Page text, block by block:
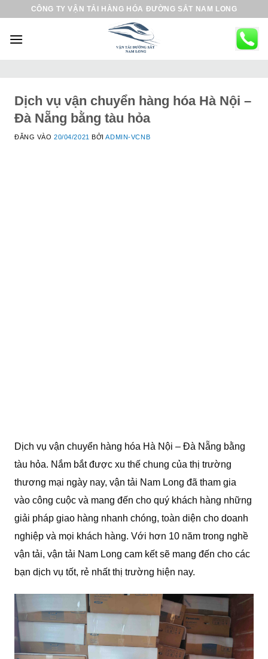
CÔNG TY VẬN TẢI HÀNG HÓA ĐƯỜNG SẮT NAM LONG
Dịch vụ vận chuyển hàng hóa Hà Nội –
Đà Nẵng bằng tàu hỏa
ĐĂNG VÀO20/04/2021 BỞIADMIN-VCNB
Dịch vụ vận chuyển hàng hóa Hà Nội – Đà Nẵng bằng
tàu hỏa. Nắm bắt được xu thế chung của thị trường
thương mại ngày nay, vận tải Nam Long đã tham gia
vào công cuộc và mang đến cho quý khách hàng những
giải pháp giao hàng nhanh chóng, toàn diện cho doanh
nghiệp và mọi khách hàng. Với hơn 10 năm trong nghề
vận tải, vận tải Nam Long cam kết sẽ mang đến cho các
bạn dịch vụ tốt, rẻ nhất thị trường hiện nay.